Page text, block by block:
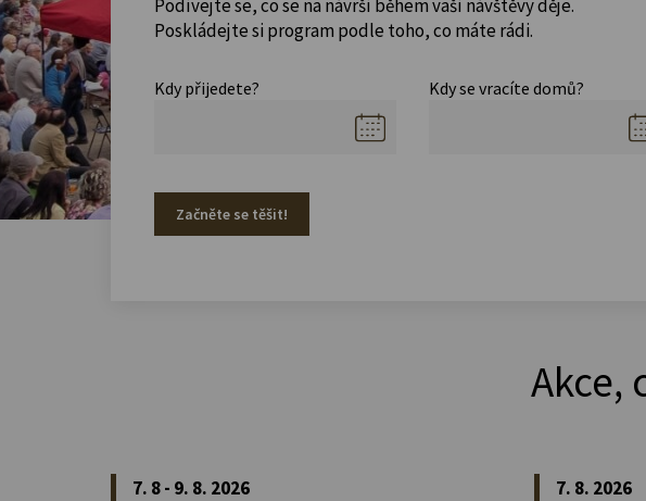
Podívejte se, co se na návrší během vaší návštěvy děje.
Poskládejte si program podle toho, co máte rádi.
Kdy přijedete? Kdy se vracíte domů?
Začněte se těšit!
Akce,
7. 8 - 9. 8. 2026 7. 8. 2026